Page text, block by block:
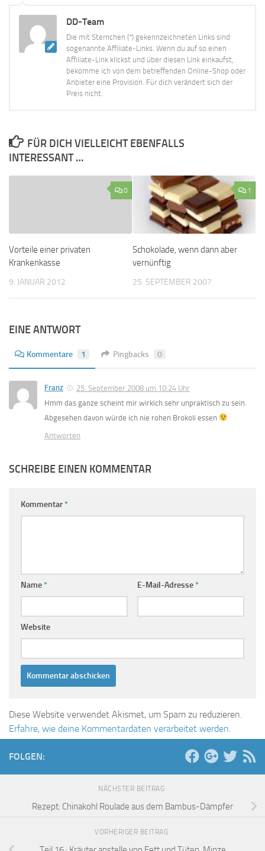
DD-Team
Die mit Sternchen (*) gekennzeichneten Links sind
sogenannte Affiliate-Links. Wenn du auf so einen
Affiliate-Link klickst und über diesen Link einkaufst,
bekomme ich von dem betreffenden Online-Shop oder
Anbieter eine Provision. Für dich verändert sich der
Preis nicht.
FÜR DICH VIELLEICHT EBENFALLS
INTERESSANT …
0
Vorteile einer privaten
Krankenkasse
9. JANUAR 2012
1
Schokolade, wenn dann aber
vernünftig
25. SEPTEMBER 2007
EINE ANTWORT
Kommentare 1 Pingbacks 0
Franz
25. September 2008 um 10:24 Uhr
Hmm das ganze scheint mir wirkich sehr unpraktisch zu sein.
Abgesehen davon würde ich nie rohen Brokoli essen
Antworten
SCHREIBE EINEN KOMMENTAR
Kommentar*
Name* E-Mail-Adresse*
Website
Diese Website verwendet Akismet, um Spam zu reduzieren.
Erfahre, wie deine Kommentardaten verarbeitet werden.
FOLGEN:
NÄCHSTER BEITRAG
Rezept: Chinakohl Roulade aus dem Bambus-Dämpfer
VORHERIGER BEITRAG